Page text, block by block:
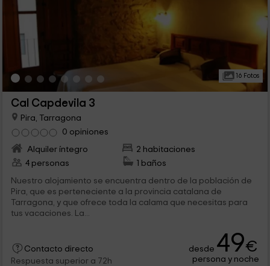
16 Fotos
Cal Capdevila 3
Pira, Tarragona
0 opiniones
Alquiler íntegro
2 habitaciones
4 personas
1 baños
Nuestro alojamiento se encuentra dentro de la población de
Pira, que es perteneciente a la provincia catalana de
Tarragona, y que ofrece toda la calama que necesitas para
tus vacaciones. La...
Contacto directo
Respuesta superior a 72h
desde 49€
persona y noche